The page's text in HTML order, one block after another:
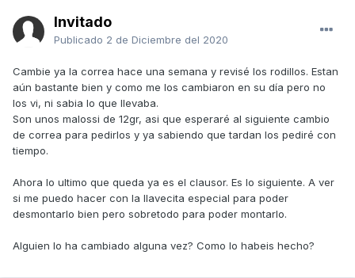
Invitado
Publicado 2 de Diciembre del 2020
Cambie ya la correa hace una semana y revisé los rodillos. Estan
aún bastante bien y como me los cambiaron en su día pero no
los vi, ni sabia lo que llevaba.
Son unos malossi de 12gr, asi que esperaré al siguiente cambio
de correa para pedirlos y ya sabiendo que tardan los pediré con
tiempo.
Ahora lo ultimo que queda ya es el clausor. Es lo siguiente. A ver
si me puedo hacer con la llavecita especial para poder
desmontarlo bien pero sobretodo para poder montarlo.
Alguien lo ha cambiado alguna vez? Como lo habeis hecho?